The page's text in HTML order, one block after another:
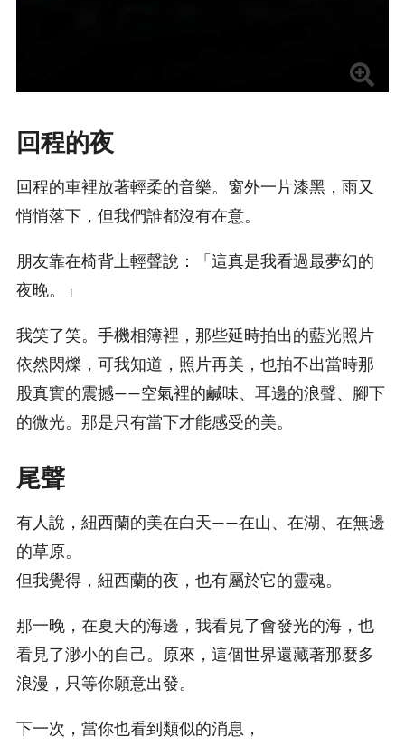
回程的夜
回程的車裡放著輕柔的音樂。窗外一片漆黑，雨又
悄悄落下，但我們誰都沒有在意。
朋友靠在椅背上輕聲說：「這真是我看過最夢幻的
夜晚。」
我笑了笑。手機相簿裡，那些延時拍出的藍光照片
依然閃爍，可我知道，照片再美，也拍不出當時那
股真實的震撼——空氣裡的鹹味、耳邊的浪聲、腳下
的微光。那是只有當下才能感受的美。
尾聲
有人說，紐西蘭的美在白天——在山、在湖、在無邊
的草原。
但我覺得，紐西蘭的夜，也有屬於它的靈魂。
那一晚，在夏天的海邊，我看見了會發光的海，也
看見了渺小的自己。原來，這個世界還藏著那麼多
浪漫，只等你願意出發。
下一次，當你也看到類似的消息，